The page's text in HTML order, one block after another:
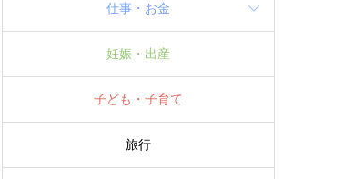
仕事・お金
妊娠・出産
子ども・子育て
旅行